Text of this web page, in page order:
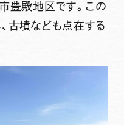
豊殿地区です。この
古墳なども点在する